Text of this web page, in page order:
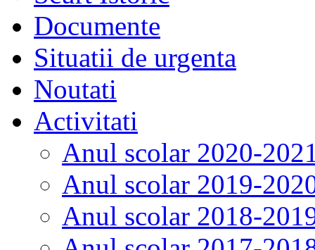
Documente
Situatii de urgenta
Noutati
Activitati
Anul scolar 2020-
Anul scolar 2019-
Anul scolar 2018-